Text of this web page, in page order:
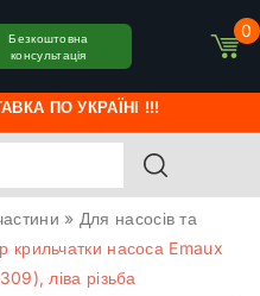
ПО УКРАЇНІ !!!
Безкоштовна
консультація
0
» Для насосів та
крильчатки насоса Emaux
ліва різьба